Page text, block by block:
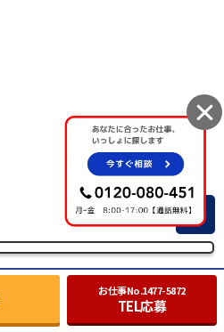
お仕事No.1477-5872
TEL応募
TOP